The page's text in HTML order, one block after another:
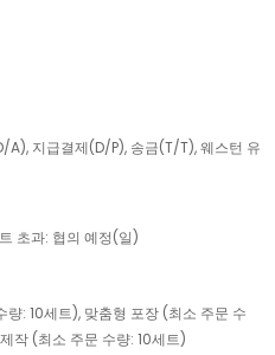
A), 지급결제(D/P), 송금(T/T), 웨스턴 유
초과: 협의 예정(일)
량: 10세트), 맞춤형 포장 (최소 주문 수
작 (최소 주문 수량: 10세트)